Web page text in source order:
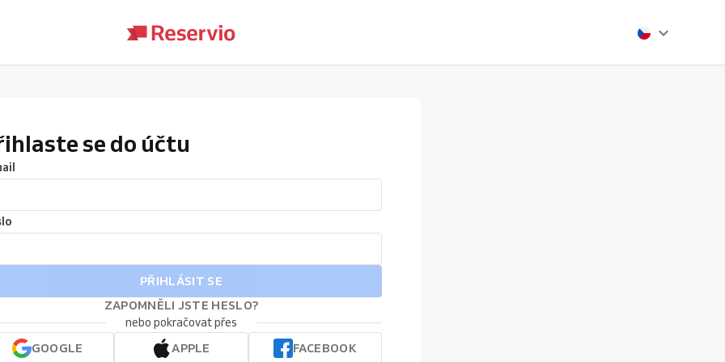
se do účtu
PŘIHLÁSIT SE
ZAPOMNĚLI JSTE HESLO?
nebo pokračovat přes
GOOGLE
APPLE FACEBOOK